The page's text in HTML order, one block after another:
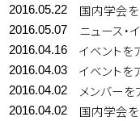
2016.05.22 国内学会
2016.05.07 ニュース・
2016.04.16 イベントを
2016.04.03 イベントを
2016.04.02 メンバーを
2016.04.02 国内学会